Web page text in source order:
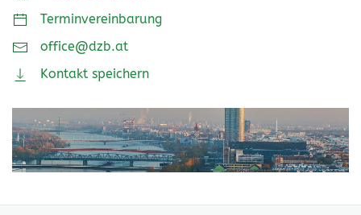
Terminvereinbarung
office@dzb.at
Kontakt speichern